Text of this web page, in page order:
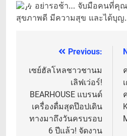
อย่ารอช้า… จับมือคนที่คุณ
สุขภาพดี มีความสุข และได้บุญ
แนะแนว
เรื่อง
Previous:
เซย์ฮัลโหลชาวชานม
เลิฟเว่อร์!
BEARHOUSE แบรนด์
เครื่องดื่มสุดป๊อปเดิน
ทางมาถึงวันครบรอบ
6 ปีแล้ว! จัดงาน